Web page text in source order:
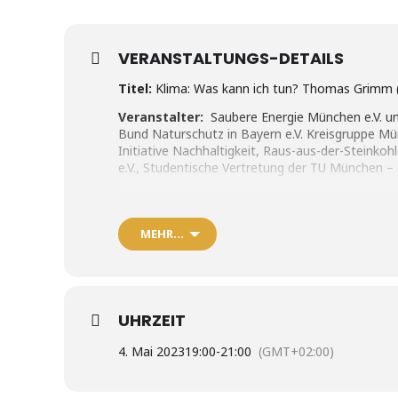
VERANSTALTUNGS-DETAILS
Titel: Klima: Was kann ich tun? Thomas
Veranstalter: Saubere Energie München
Bund Naturschutz in Bayern e.V. Kreisgruppe
Initiative Nachhaltigkeit, Raus-aus-der-
e.V., Studentische Vertretung der TU München
Inhalt:
„Klima: Was kann ich tun?“ Mal schauen, ob
mein Geld zukunftsfähig anlegen kann: Nicht
Industrien finanzieren, sondern bei
MEHR…
UHRZEIT
4. Mai 202319:00-21:00 (GMT+02:00)